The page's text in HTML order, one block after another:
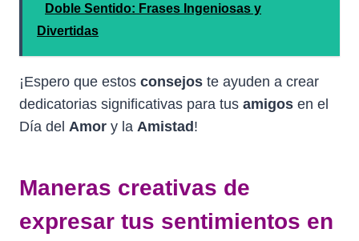
Doble Sentido: Frases Ingeniosas y
Divertidas
¡Espero que estos consejos te ayuden a crear
dedicatorias significativas para tus amigos en el
Día del Amor y la Amistad!
Maneras creativas de
expresar tus sentimientos en